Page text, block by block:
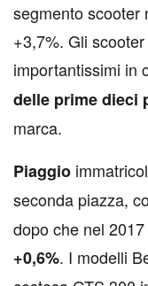
segmento scooter
+3,7%. Gli
importantissimi in
delle prime dieci
marca.
Piaggio
seconda piazza,
dopo che nel
+0,6%. I modelli